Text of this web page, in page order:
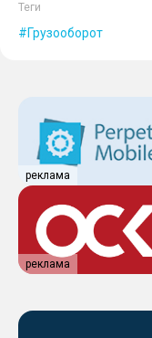
Теги
Грузооборот
реклама
реклама